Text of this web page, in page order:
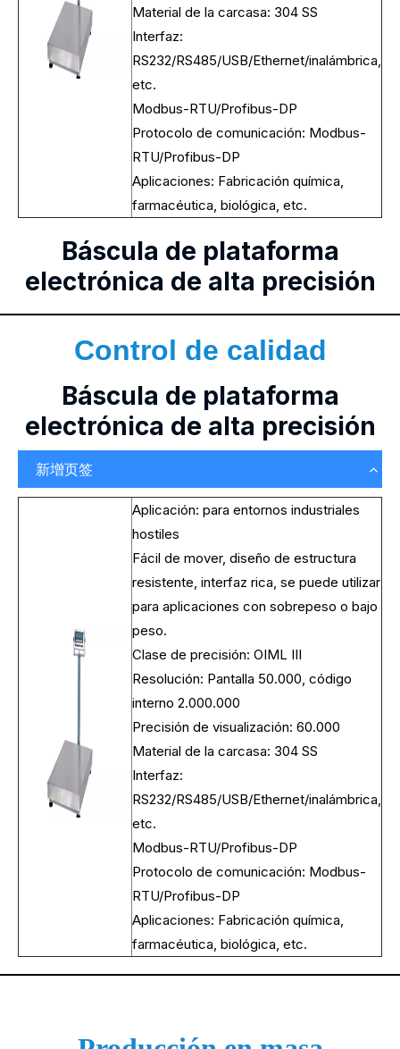
Material de la carcasa: 304 SS
Interfaz:
RS232/RS485/USB/Ethernet/inalámbrica,
etc.
Modbus-RTU/Profibus-DP
Protocolo de comunicación: Modbus-
RTU/Profibus-DP
Aplicaciones: Fabricación química,
farmacéutica, biológica, etc.
Báscula de plataforma
electrónica de alta precisión
Control de calidad
Báscula de plataforma
electrónica de alta precisión
新增页签
Aplicación: para entornos industriales
hostiles
Fácil de mover, diseño de estructura
resistente, interfaz rica, se puede utilizar
para aplicaciones con sobrepeso o bajo
peso.
Clase de precisión: OIML III
Resolución: Pantalla 50.000, código
interno 2.000.000
Precisión de visualización: 60.000
Material de la carcasa: 304 SS
Interfaz:
RS232/RS485/USB/Ethernet/inalámbrica,
etc.
Modbus-RTU/Profibus-DP
Protocolo de comunicación: Modbus-
RTU/Profibus-DP
Aplicaciones: Fabricación química,
farmacéutica, biológica, etc.